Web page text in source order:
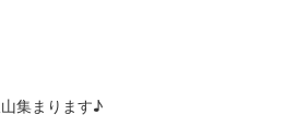
集まります♪